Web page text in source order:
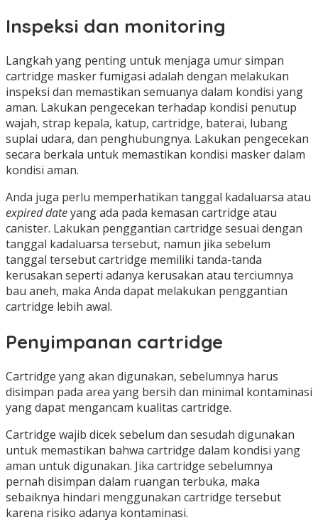
Inspeksi dan monitoring
Langkah yang penting untuk menjaga umur simpan
cartridge masker fumigasi adalah dengan melakukan
inspeksi dan memastikan semuanya dalam kondisi yang
aman. Lakukan pengecekan terhadap kondisi penutup
wajah, strap kepala, katup, cartridge, baterai, lubang
suplai udara, dan penghubungnya. Lakukan pengecekan
secara berkala untuk memastikan kondisi masker dalam
kondisi aman.
Anda juga perlu memperhatikan tanggal kadaluarsa atau
expired dateyang ada pada kemasan cartridge atau
canister. Lakukan penggantian cartridge sesuai dengan
tanggal kadaluarsa tersebut, namun jika sebelum
tanggal tersebut cartridge memiliki tanda-tanda
kerusakan seperti adanya kerusakan atau terciumnya
bau aneh, maka Anda dapat melakukan penggantian
cartridge lebih awal.
Penyimpanan cartridge
Cartridge yang akan digunakan, sebelumnya harus
disimpan pada area yang bersih dan minimal kontaminasi
yang dapat mengancam kualitas cartridge.
Cartridge wajib dicek sebelum dan sesudah digunakan
untuk memastikan bahwa cartridge dalam kondisi yang
aman untuk digunakan. Jika cartridge sebelumnya
pernah disimpan dalam ruangan terbuka, maka
sebaiknya hindari menggunakan cartridge tersebut
karena risiko adanya kontaminasi.